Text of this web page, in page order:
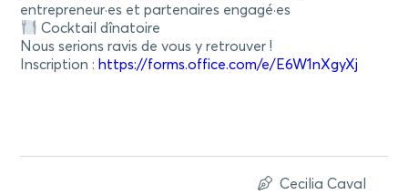
entrepreneur·es et partenaires engagé·es
Cocktail dînatoire
Nous serions ravis de vous y retrouver !
Inscription : https://forms.office.com/e/E6W1nXgyXj
Cecilia Caval